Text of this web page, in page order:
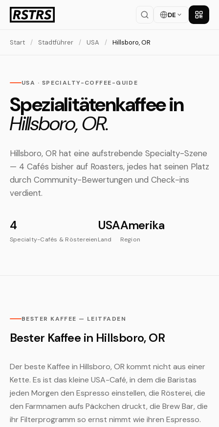
DE App
Start / Stadtführer / USA / Hillsboro, OR
USA · SPECIALTY-COFFEE-GUIDE
Spezialitätenkaffee in
Hillsboro, OR.
Hillsboro, OR hat eine aufstrebende Specialty-Szene
— 4 Cafés bisher auf Roasters, jedes hat seinen Platz
durch Community-Bewertungen und Check-ins
verdient.
4
Specialty-Cafés & Röstereien
USA
Land
Amerika
Region
BESTER KAFFEE — LEITFADEN
Bester Kaffee in Hillsboro, OR
Der beste Kaffee in Hillsboro, OR kommt nicht aus einer
Kette. Es ist das kleine USA-Café, in dem die Baristas
jeden Morgen den Espresso einstellen, die Rösterei, die
den Farmnamen aufs Päckchen druckt, die Brew Bar, die
ihr Filterprogramm so ernst nimmt wie ihren Espresso.